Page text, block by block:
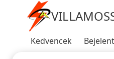
Kedvencek